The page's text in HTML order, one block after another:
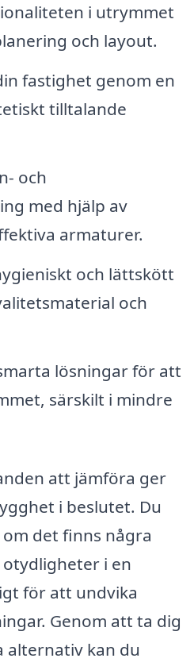
i utrymmet
och layout.
fastighet genom en
tilltalande
och
med hjälp av
armaturer.
och lättskött
och
lösningar för att
särskilt i mindre
att jämföra ger
i beslutet. Du
det finns några
i en
för att undvika
Genom att ta dig
alternativ kan du